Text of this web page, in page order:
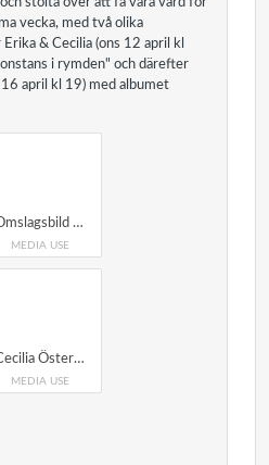
vecka, med två olika
& Cecilia (ons 12 april kl
i rymden" och därefter
april kl 19) med albumet
Omslagsbild till skiva "Någonstans i rymden" Erika Lindgren Liljenstolpe (fiol) Cecilia Österholm (nyckelharpa)
MEDIA USE
Cecilia Österholm (nyckelharpa) Erika Lindgren Liljenstolpe (fiol)
MEDIA USE